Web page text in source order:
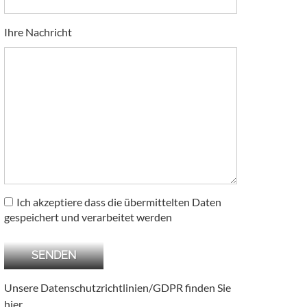
Ihre Nachricht
Ich akzeptiere dass die übermittelten Daten
gespeichert und verarbeitet werden
Unsere Datenschutzrichtlinien/GDPR finden Sie
hier